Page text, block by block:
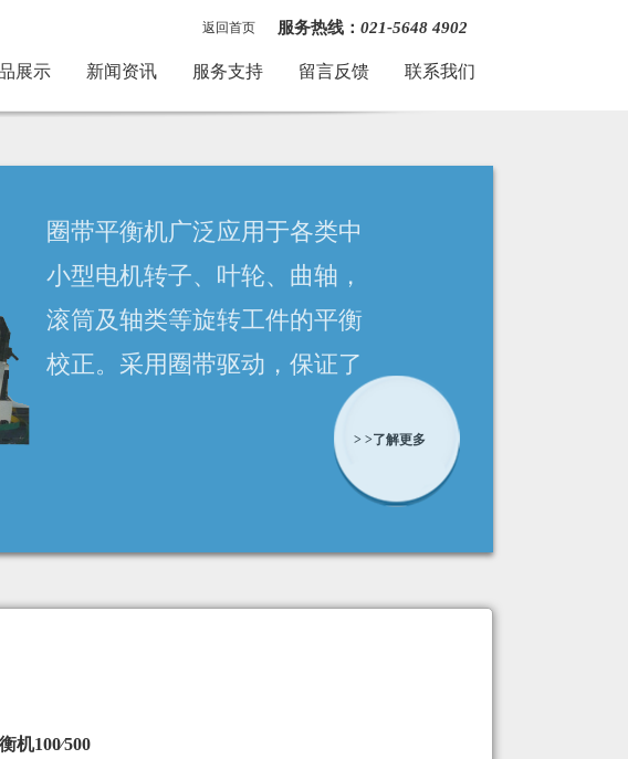
服务热线： 021-5648 4902
返回首页
展示 新闻资讯 服务支持 留言反馈 联系我们
圈带平衡机广泛应用于各类中
小型电机转子、叶轮、曲轴，
滚筒及轴类等旋转工件的平衡
校正。采用圈带驱动，保证了
工件的平衡质量及精度、具有
装卸方便、启动快、工作效率> >了解更多
机100∕500